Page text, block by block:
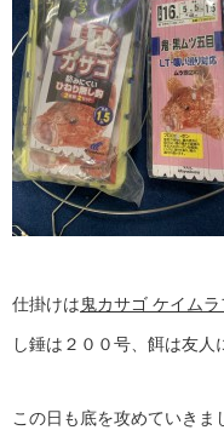
仕掛けは鬼カサゴ ケイム
し錘は２００号、餌は友
この日も底を攻めていきま